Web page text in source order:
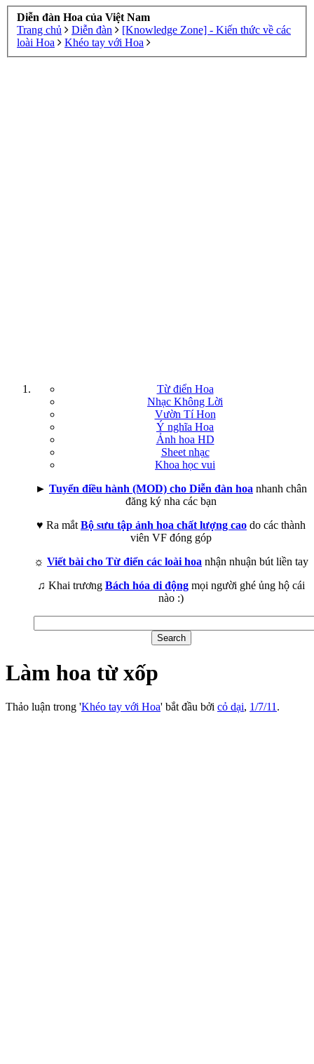
Diễn đàn Hoa của Việt Nam
Trang chủ
Diễn đàn
[Knowledge Zone] - Kiến thức về các
loài Hoa
Khéo tay với Hoa
Từ điển Hoa
Nhạc Không Lời
Vườn Tí Hon
Ý nghĩa Hoa
Ảnh hoa HD
Sheet nhạc
Khoa học vui
► Tuyển điều hành (MOD) cho Diễn đàn hoa nhanh chân
đăng ký nha các bạn
♥ Ra mắt Bộ sưu tập ảnh hoa chất lượng cao do các thành
viên VF đóng góp
☼ Viết bài cho Từ điển các loài hoa nhận nhuận bút liền tay
♫ Khai trương Bách hóa di động mọi người ghé ủng hộ cái
nào :)
Làm hoa từ xốp
Thảo luận trong 'Khéo tay với Hoa' bắt đầu bởi cỏ dại, 1/7/11.